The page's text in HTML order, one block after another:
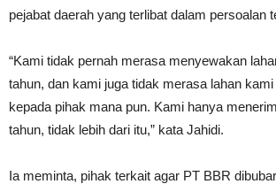
pejabat daerah yang terlibat dalam persoalan
“Kami tidak pernah merasa menyewakan
tahun, dan kami juga tidak merasa lahan
kepada pihak mana pun. Kami hanya
tahun, tidak lebih dari itu,” kata Jahidi.
Ia meminta, pihak terkait agar PT BBR